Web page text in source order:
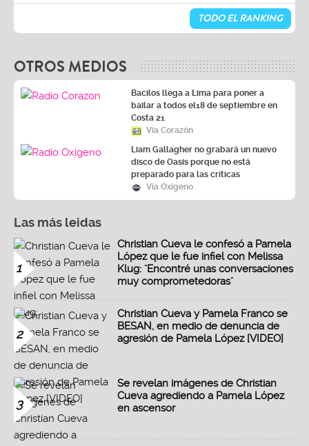
TODO EL RANKING
OTROS MEDIOS
Bacilos llega a Lima para poner a
bailar a todos el18 de septiembre en
Costa 21
Vía Corazón
Liam Gallagher no grabará un nuevo
disco de Oasis porque no está
preparado para las críticas
Vía Oxígeno
Las más leidas
1
Christian Cueva le confesó a Pamela
López que le fue infiel con Melissa
Klug: "Encontré unas conversaciones
muy comprometedoras"
2
Christian Cueva y Pamela Franco se
BESAN, en medio de denuncia de
agresión de Pamela López [VIDEO]
3
Se revelan imágenes de Christian
Cueva agrediendo a Pamela López
en ascensor